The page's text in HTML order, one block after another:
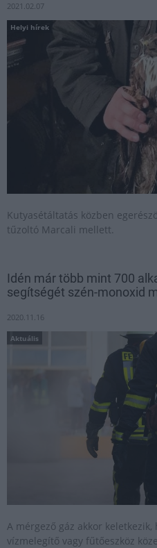
2021.02.07
Helyi hírek
Kutyasétáltatás közben
tűzoltó Marcali mellett.
Idén már több mint 700
segítségét szén-monoxid
2020.11.16
Aktuális
A mérgező gáz akkor
vízmelegítő vagy fűtőeszköz